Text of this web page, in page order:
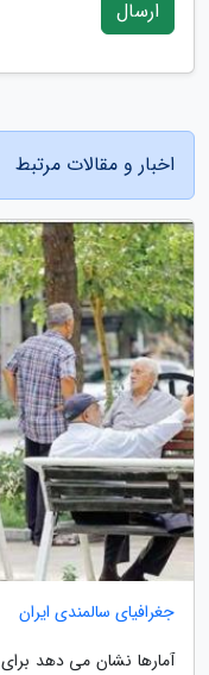
ارسال
اخبار و مقالات مرتبط
جغرافیای سالمندی ایران